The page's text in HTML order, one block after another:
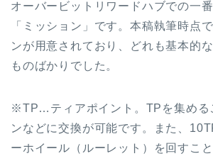
オーバービットリワードハブでの一
「ミッション」です。本稿執筆時点
ンが用意されており、どれも基本的
ものばかりでした。
※TP…ティアポイント。TPを集める
ンなどに交換が可能です。また、
ーホイール（ルーレット）を回すこ